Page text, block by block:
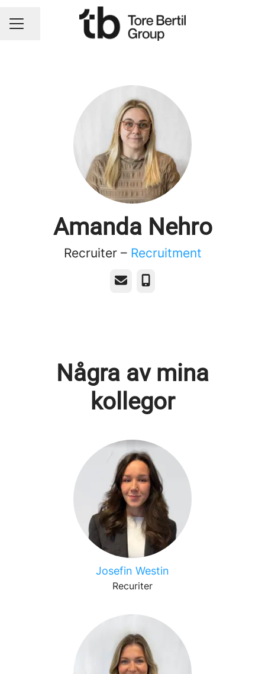
KARRIÄRMENY
Dela sidan
Amanda Nehro
Recruiter – Recruitment
E-postTelefon
Några av mina
kollegor
Josefin Westin
Recuriter